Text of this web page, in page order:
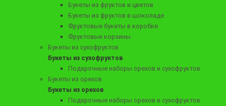
Букеты из фруктов и цветов
Букеты из фруктов в шоколаде
Фруктовые букеты в коробке
Фруктовые корзины
Букеты из сухофруктов
Букеты из сухофруктов
Подарочные наборы орехов и сухофруктов
Букеты из орехов
Букеты из орехов
Подарочные наборы орехов и сухофруктов
Мужской ящик с закусками «Отличный»